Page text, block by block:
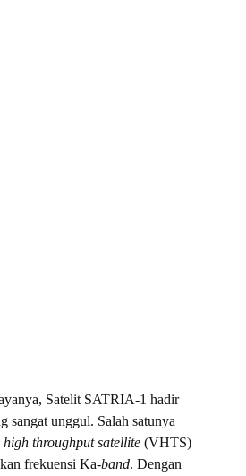
Satelit SATRIA-1 hadir
sangat unggul. Salah satunya
high throughput satellite (VHTS)
frekuensi Ka-band. Dengan